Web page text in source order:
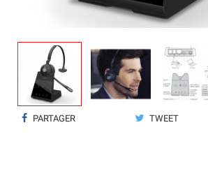
PARTAGER TWEET